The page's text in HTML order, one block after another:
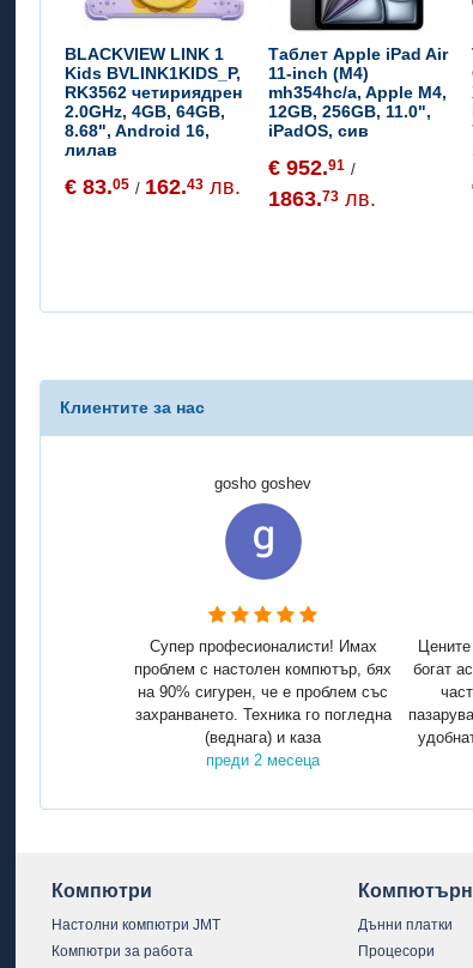
BLACKVIEW LINK 1
Kids BVLINK1KIDS_P,
RK3562 четириядрен
2.0GHz, 4GB, 64GB,
8.68", Android 16,
лилав
€ 83.05 / 162.43 лв.
Таблет Apple iPad Air
11-inch (M4)
mh354hc/a, Apple M4,
12GB, 256GB, 11.0",
iPadOS, сив
€ 952.91 /
1863.73 лв.
Клиентите за нас
gosho goshev
Супер професионалисти! Имах
проблем с настолен компютър, бях
на 90% сигурен, че е проблем със
захранването. Техника го погледна
(веднага) и каза
преди 2 месеца
богат
Компютри
Настолни компютри JMT
Компютри за работа
Дънни платки
Процесори